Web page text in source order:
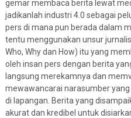
gemar membaca berita lewat
jadikanlah industri 4.0 sebagai
pers di mana pun berada dalam
tentu menggunakan unsur
Who, Why dan How) itu yang
oleh insan pers dengan berita
langsung merekamnya dan
mewawancarai narasumber
di lapangan. Berita yang
akurat dan kredibel untuk